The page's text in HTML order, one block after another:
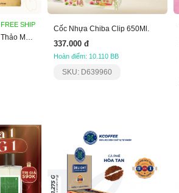
FREE SHIP Cốc Nhựa Chiba Clip 650Ml.
337.000 đ
Hoàn điểm: 10.110 BB
SKU: D639960